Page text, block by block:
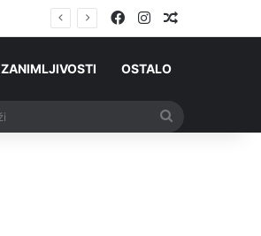
FacebookInstagram
ZANIMLJIVOSTI OSTALO